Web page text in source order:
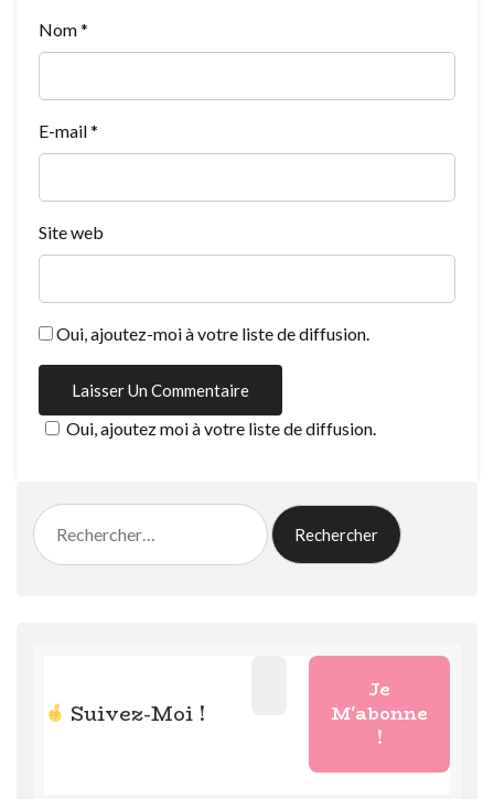
Nom*
E-mail*
Site web
Oui, ajoutez-moi à votre liste de diffusion.
Oui, ajoutez moi à votre liste de diffusion.
Rechercher :
Suivez-Moi !